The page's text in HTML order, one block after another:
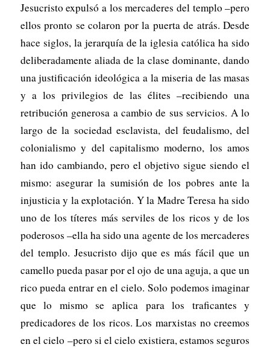
Jesucristo expulsó a los mercaderes del templo –pero
ellos pronto se colaron por la puerta de atrás. Desde
hace siglos, la jerarquía de la iglesia católica ha sido
deliberadamente aliada de la clase dominante, dando
una justificación ideológica a la miseria de las masas
y a los privilegios de las élites –recibiendo una
retribución generosa a cambio de sus servicios. A lo
largo de la sociedad esclavista, del feudalismo, del
colonialismo y del capitalismo moderno, los amos
han ido cambiando, pero el objetivo sigue siendo el
mismo: asegurar la sumisión de los pobres ante la
injusticia y la explotación. Y la Madre Teresa ha sido
uno de los títeres más serviles de los ricos y de los
poderosos –ella ha sido una agente de los mercaderes
del templo. Jesucristo dijo que es más fácil que un
camello pueda pasar por el ojo de una aguja, a que un
rico pueda entrar en el cielo. Solo podemos imaginar
que lo mismo se aplica para los traficantes y
predicadores de los ricos. Los marxistas no creemos
en el cielo –pero si el cielo existiera, estamos seguros